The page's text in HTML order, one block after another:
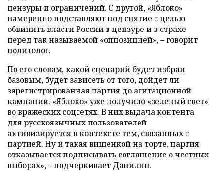
цензуры и ограничений. С другой, «Яблоко»
намеренно подставляют под снятие с целью
обвинить власти России в цензуре и в страхе
перед так называемой «оппозицией», – говорит
политолог.
По его словам, какой сценарий будет избран
базовым, будет зависеть от того, дойдет ли
зарегистрированная партия до агитационной
кампании. «Яблоко» уже получило «зеленый свет»
во вражеских соцсетях. В них выдача контента
для русскоязычных пользователей
активизируется в контексте тем, связанных с
партией. Ну и такая вишенкой на торте, партия
отказывается подписывать соглашение о честных
выборах», – подчеркивает Данилин.